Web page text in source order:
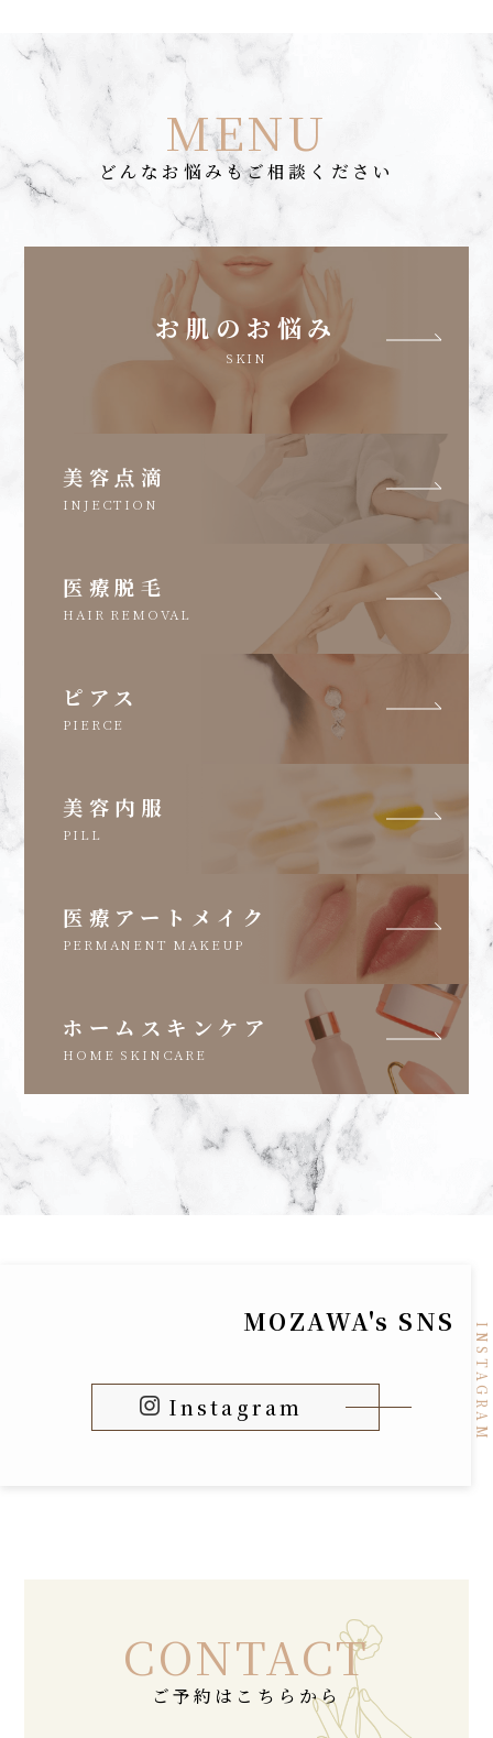
MENU
どんなお悩みもご相談ください
お肌のお悩み
SKIN
美容点滴
INJECTION
医療脱毛
HAIR REMOVAL
ピアス
PIERCE
美容内服
PILL
医療アートメイク
PERMANENT MAKEUP
ホームスキンケア
HOME SKINCARE
MOZAWA's SNS
Instagram
CONTACT
ご予約はこちらから